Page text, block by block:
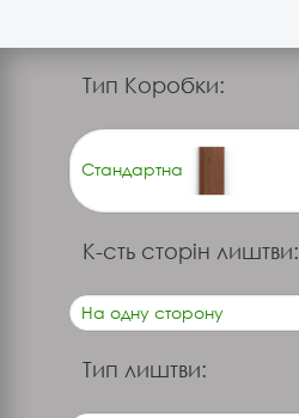
Тип Коробки:
Стандартна
К-сть сторін лиштви:
На одну сторону
Тип лиштви: